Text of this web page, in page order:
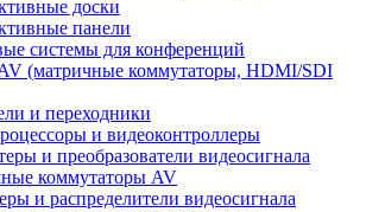
доски
панели
системы для конференций
(матричные коммутаторы, HDMI/SDI
и переходники
и видеоконтроллеры
и преобразователи видеосигнала
коммутаторы AV
и распределители видеосигнала